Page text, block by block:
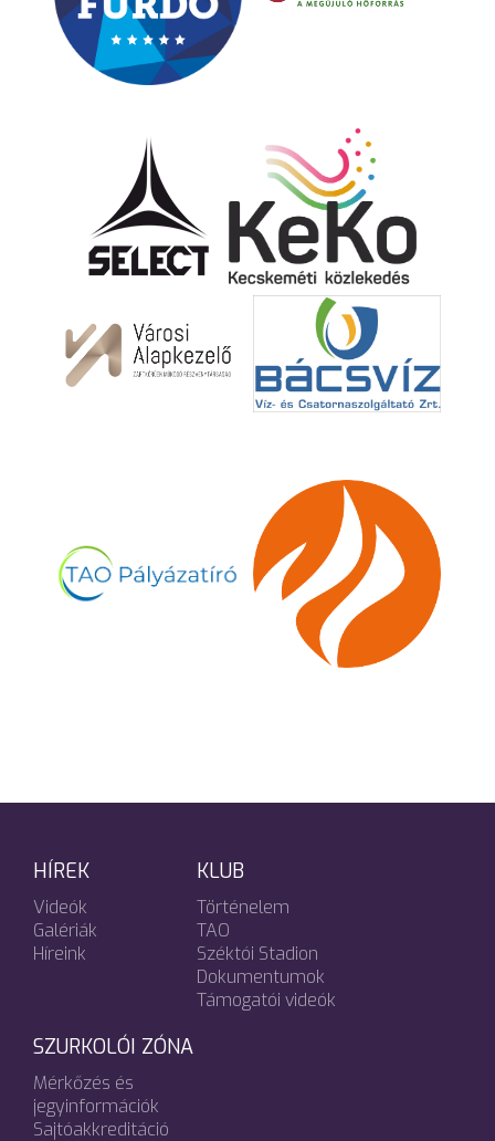
HÍREK
Videók
Galériák
Híreink
KLUB
Történelem
TAO
Széktói Stadion
Dokumentumok
Támogatói videók
SZURKOLÓI ZÓNA
Mérkőzés és
jegyinformációk
Sajtóakkreditáció